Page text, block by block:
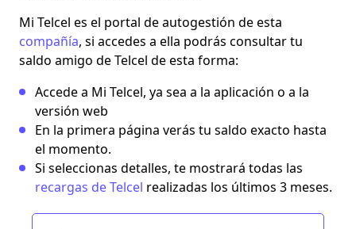
Mi Telcel es el portal de autogestión de esta
compañía, si accedes a ella podrás consultar tu
saldo amigo de Telcel de esta forma:
Accede a Mi Telcel, ya sea a la aplicación o a la
versión web
En la primera página verás tu saldo exacto hasta
el momento.
Si seleccionas detalles, te mostrará todas las
recargas de Telcel realizadas los últimos 3 meses.